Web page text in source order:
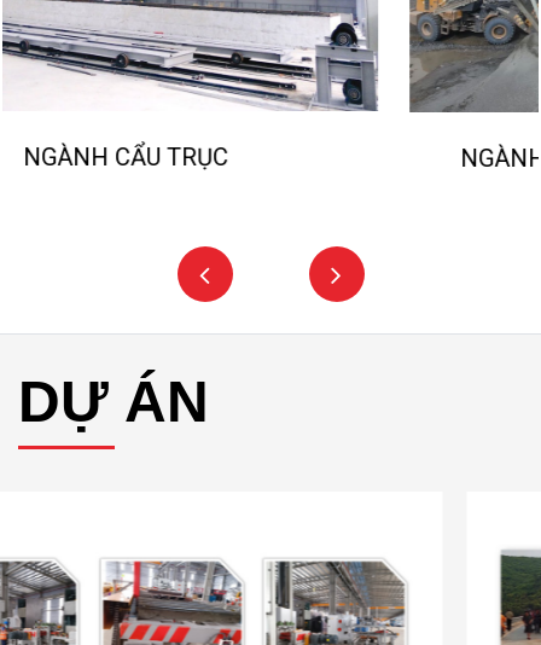
NGÀNH NGHIỀN ĐÁ, CÁT NHÂN TẠO
DỰ ÁN